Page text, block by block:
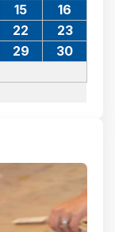
15
16
22
23
29
30